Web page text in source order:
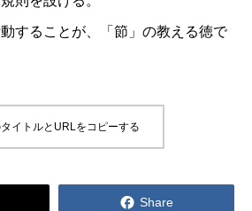
することが、「節」の教える徳で
イトルとURLをコピーする
 Share